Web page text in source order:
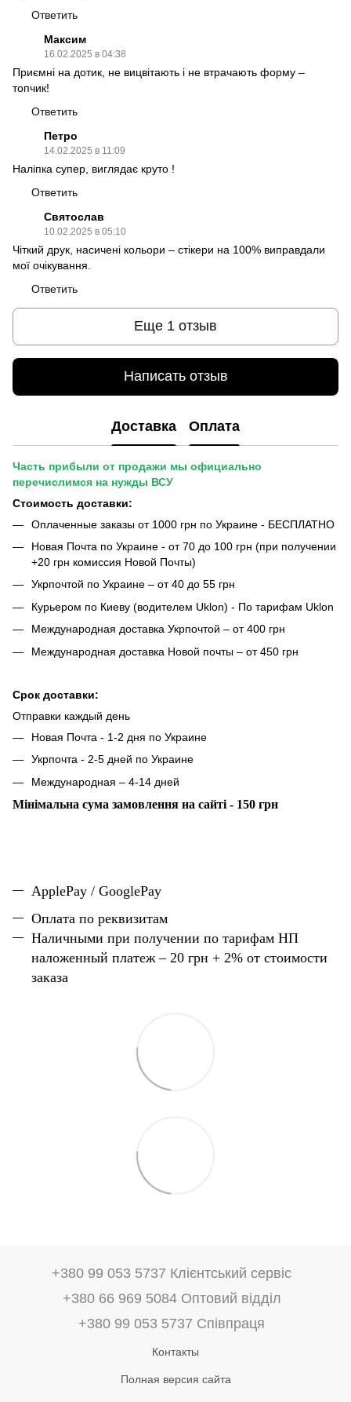
Ответить
Максим
16.02.2025 в 04:38
Приємні на дотик, не вицвітають і не втрачають форму –
топчик!
Ответить
Петро
14.02.2025 в 11:09
Наліпка супер, виглядає круто !
Ответить
Святослав
10.02.2025 в 05:10
Чіткий друк, насичені кольори – стікери на 100% виправдали
мої очікування.
Ответить
Еще 1 отзыв
Написать отзыв
Доставка Оплата
Часть прибыли от продажи мы официально
перечислимся на нужды ВСУ
Стоимость доставки:
Оплаченные заказы от 1000 грн по Украине - БЕСПЛАТНО
Новая Почта по Украине - от 70 до 100 грн (при получении
+20 грн комиссия Новой Почты)
Укрпочтой по Украине – от 40 до 55 грн
Курьером по Киеву (водителем Uklon) - По тарифам Uklon
Международная доставка Укрпочтой – от 400 грн
Международная доставка Новой почты – от 450 грн
Срок доставки:
Отправки каждый день
Новая Почта - 1-2 дня по Украине
Укрпочта - 2-5 дней по Украине
Международная – 4-14 дней
Мінімальна сума замовлення на сайті - 150 грн
ApplePay / GooglePay
Оплата по реквизитам
Наличными при получении по тарифам НП
наложенный платеж – 20 грн + 2% от стоимости
заказа
+380 99 053 5737 Клієнтський сервіс
+380 66 969 5084 Оптовий відділ
+380 99 053 5737 Співпраця
Контакты
Полная версия сайта